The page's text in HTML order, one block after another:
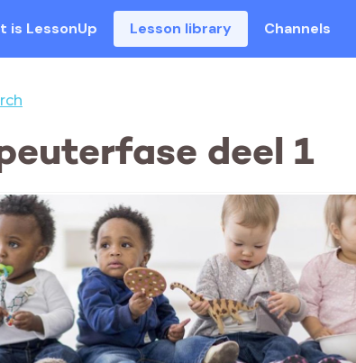
is LessonUp Lesson library Channels
deel 1